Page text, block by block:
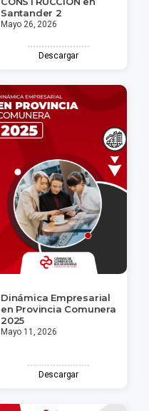
Santander 2
Mayo 26, 2026
Descargar
Dinámica Empresarial
en Provincia Comunera
2025
Mayo 11, 2026
Descargar